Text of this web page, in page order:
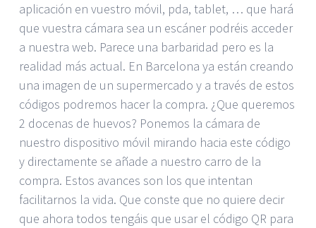
aplicación en vuestro móvil, pda, tablet, … que hará
que vuestra cámara sea un escáner podréis acceder
a nuestra web. Parece una barbaridad pero es la
realidad más actual. En Barcelona ya están creando
una imagen de un supermercado y a través de estos
códigos podremos hacer la compra. ¿Que queremos
2 docenas de huevos? Ponemos la cámara de
nuestro dispositivo móvil mirando hacia este código
y directamente se añade a nuestro carro de la
compra. Estos avances son los que intentan
facilitarnos la vida. Que conste que no quiere decir
que ahora todos tengáis que usar el código QR para